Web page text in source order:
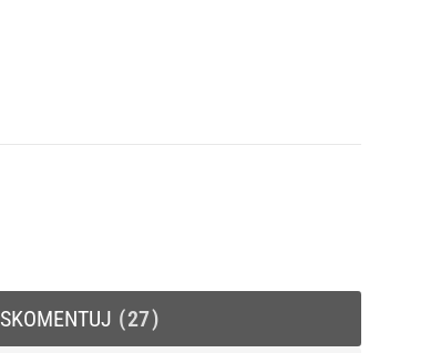
SKOMENTUJ 27